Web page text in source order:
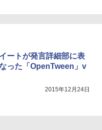
ートが発言詳細部に表
った「OpenTween」v
2015年12月24日